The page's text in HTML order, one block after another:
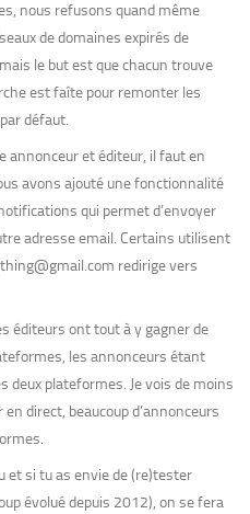
nous refusons quand même
de domaines expirés de
le but est que chacun trouve
est faîte pour remonter les
défaut.
annonceur et éditeur, il faut en
avons ajouté une fonctionnalité
qui permet d’envoyer
adresse email. Certains utilisent
redirige vers
éditeurs ont tout à y gagner de
les annonceurs étant
deux plateformes. Je vois de moins
direct, beaucoup d’annonceurs
et si tu as envie de (re)tester
évolué depuis 2012), on se fera